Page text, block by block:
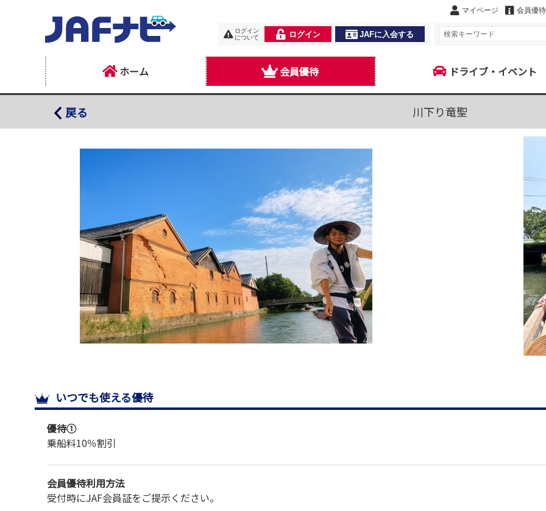
マイページ 会員優
ログイン
について
ログイン JAFに入会する
ホーム 会員優待 ドライブ・イベント
戻る 川下り竜聖
いつでも使える優待
優待①
乗船料10％割引
会員優待利用方法
受付時にJAF会員証をご提示ください。